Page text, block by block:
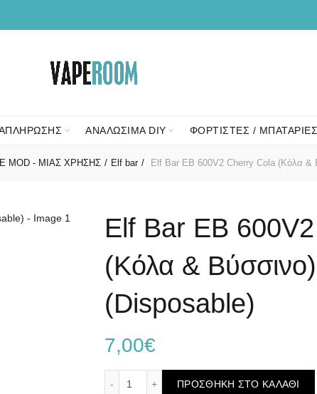
ΑΝΑΛΩΣΙΜΑ DIY ΦΟΡΤΙΣΤΕΣ / ΜΠΑΤΑΡΙΕΣ
MOD - ΜΙΑΣ ΧΡΗΣΗΣ Elf bar Elf Bar EB 600V2 Cherry Cola (Κόλα &
Elf Bar EB
(Κόλα &
(Disposable)
7,00€
Elf Bar EB 600V2 Cherry Cola (Κόλα &
ΠΡΟΣΘΉΚΗ ΣΤΟ ΚΑΛΆΘΙ